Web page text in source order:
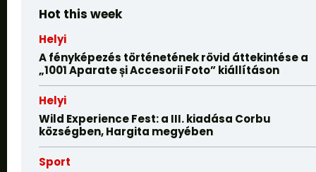
Hot this week
Helyi
A fényképezés történetének rövid áttekintése a
„1001 Aparate și Accesorii Foto” kiállításon
Helyi
Wild Experience Fest: a III. kiadása Corbu
községben, Hargita megyében
Sport